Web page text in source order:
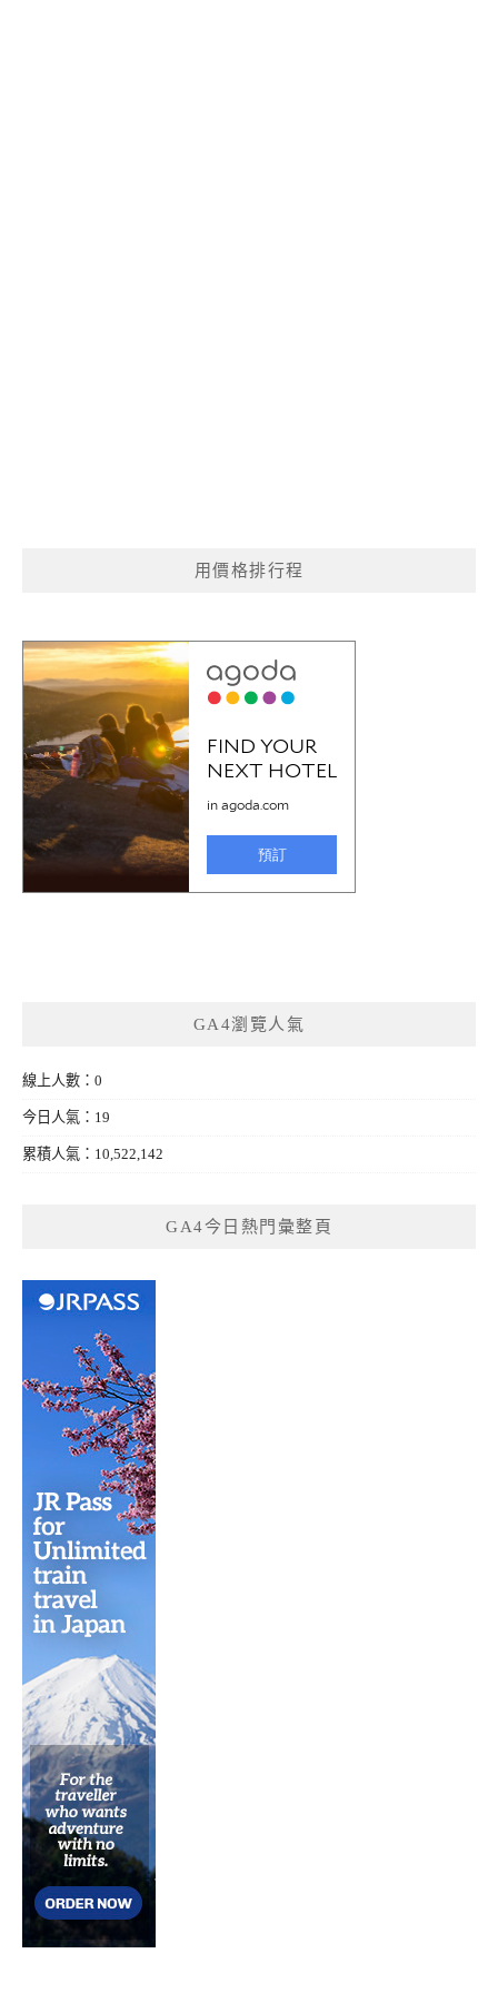
用價格排行程
GA4瀏覽人氣
線上人數：0
今日人氣：19
累積人氣：10,522,142
GA4今日熱門彙整頁